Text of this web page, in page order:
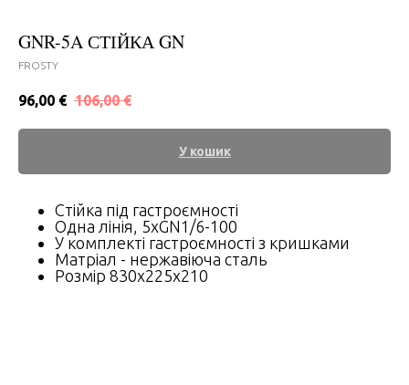
GNR-5A СТІЙКА GN
FROSTY
96,00 € 106,00 €
У кошик
Стійка під гастроємності
Одна лінія, 5хGN1/6-100
У комплекті гастроємності з кришками
Матріал - нержавіюча сталь
Розмір 830x225x210